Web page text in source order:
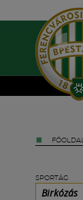
SPORTÁG
Birkózás